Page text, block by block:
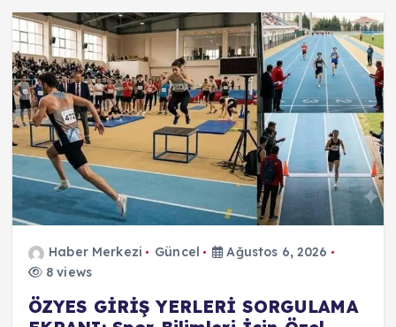
Haber Merkezi Güncel
Ağustos 6, 2026
8 views
ÖZYES GİRİŞ YERLERİ SORGULAMA